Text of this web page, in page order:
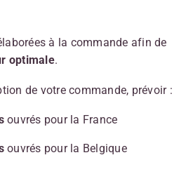
à la commande afin de
optimale.
de votre commande, prévoir :
ouvrés pour la France
ouvrés pour la Belgique